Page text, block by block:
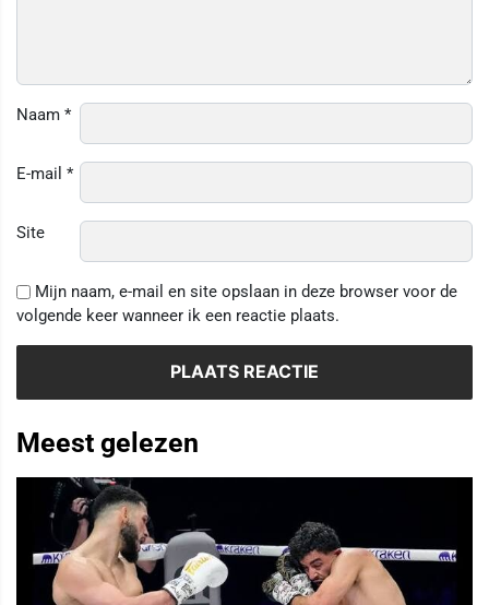
Naam *
E-mail *
Site
Mijn naam, e-mail en site opslaan in deze browser voor de
volgende keer wanneer ik een reactie plaats.
Meest gelezen